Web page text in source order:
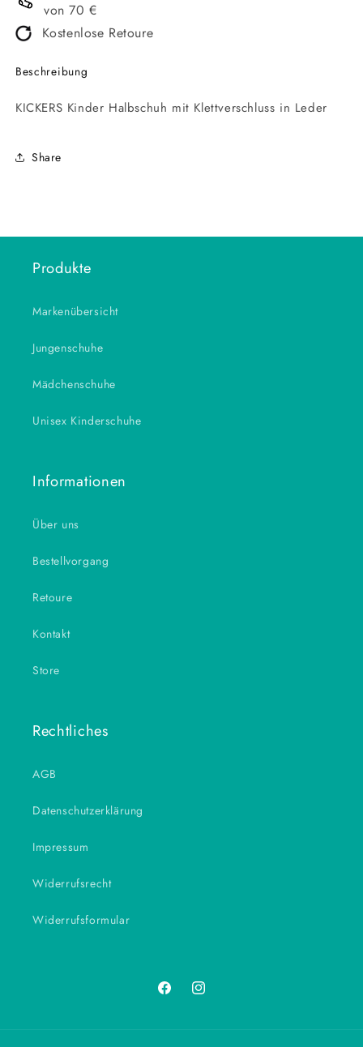
von 70 €
Kostenlose Retoure
Beschreibung
KICKERS Kinder Halbschuh mit Klettverschluss in Leder
Share
Produkte
Markenübersicht
Jungenschuhe
Mädchenschuhe
Unisex Kinderschuhe
Informationen
Über uns
Bestellvorgang
Retoure
Kontakt
Store
Rechtliches
AGB
Datenschutzerklärung
Impressum
Widerrufsrecht
Widerrufsformular
FacebookInstagram